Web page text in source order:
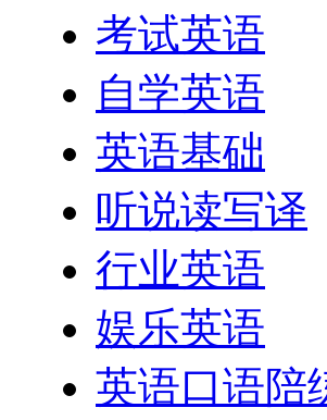
考试英语
自学英语
英语基础
听说读写译
行业英语
娱乐英语
英语口语陪